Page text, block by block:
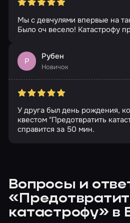
Мы с девчулями впервые на
Было оч весело! Катастрофу
Р Рубен
Новичок
У друга был день рождения,
квестом "Предотвратить
справится за 50 мин.
Вопросы и
катастрофу» в